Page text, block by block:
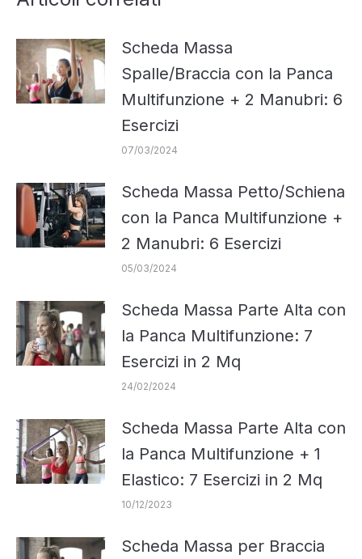
Scheda Massa
Spalle/Braccia con la Panca
Multifunzione + 2 Manubri: 6
Esercizi
07/03/2024
Scheda Massa Petto/Schiena
con la Panca Multifunzione +
2 Manubri: 6 Esercizi
05/03/2024
Scheda Massa Parte Alta con
la Panca Multifunzione: 7
Esercizi in 2 Mq
24/02/2024
Scheda Massa Parte Alta con
la Panca Multifunzione + 1
Elastico: 7 Esercizi in 2 Mq
10/12/2023
Scheda Massa per Braccia